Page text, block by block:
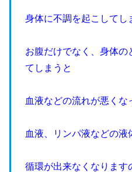
身体に不調を起こしてし
お腹だけでなく、身体の
てしまうと
血液などの流れが悪くな
血液、リンパ液などの液
循環が出来なくなります